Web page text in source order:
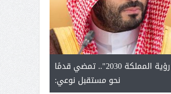
الشيخ
يحصل على
رؤية المملكة 2030".. تمضي قدمًا
نحو مستقبل نوعي: